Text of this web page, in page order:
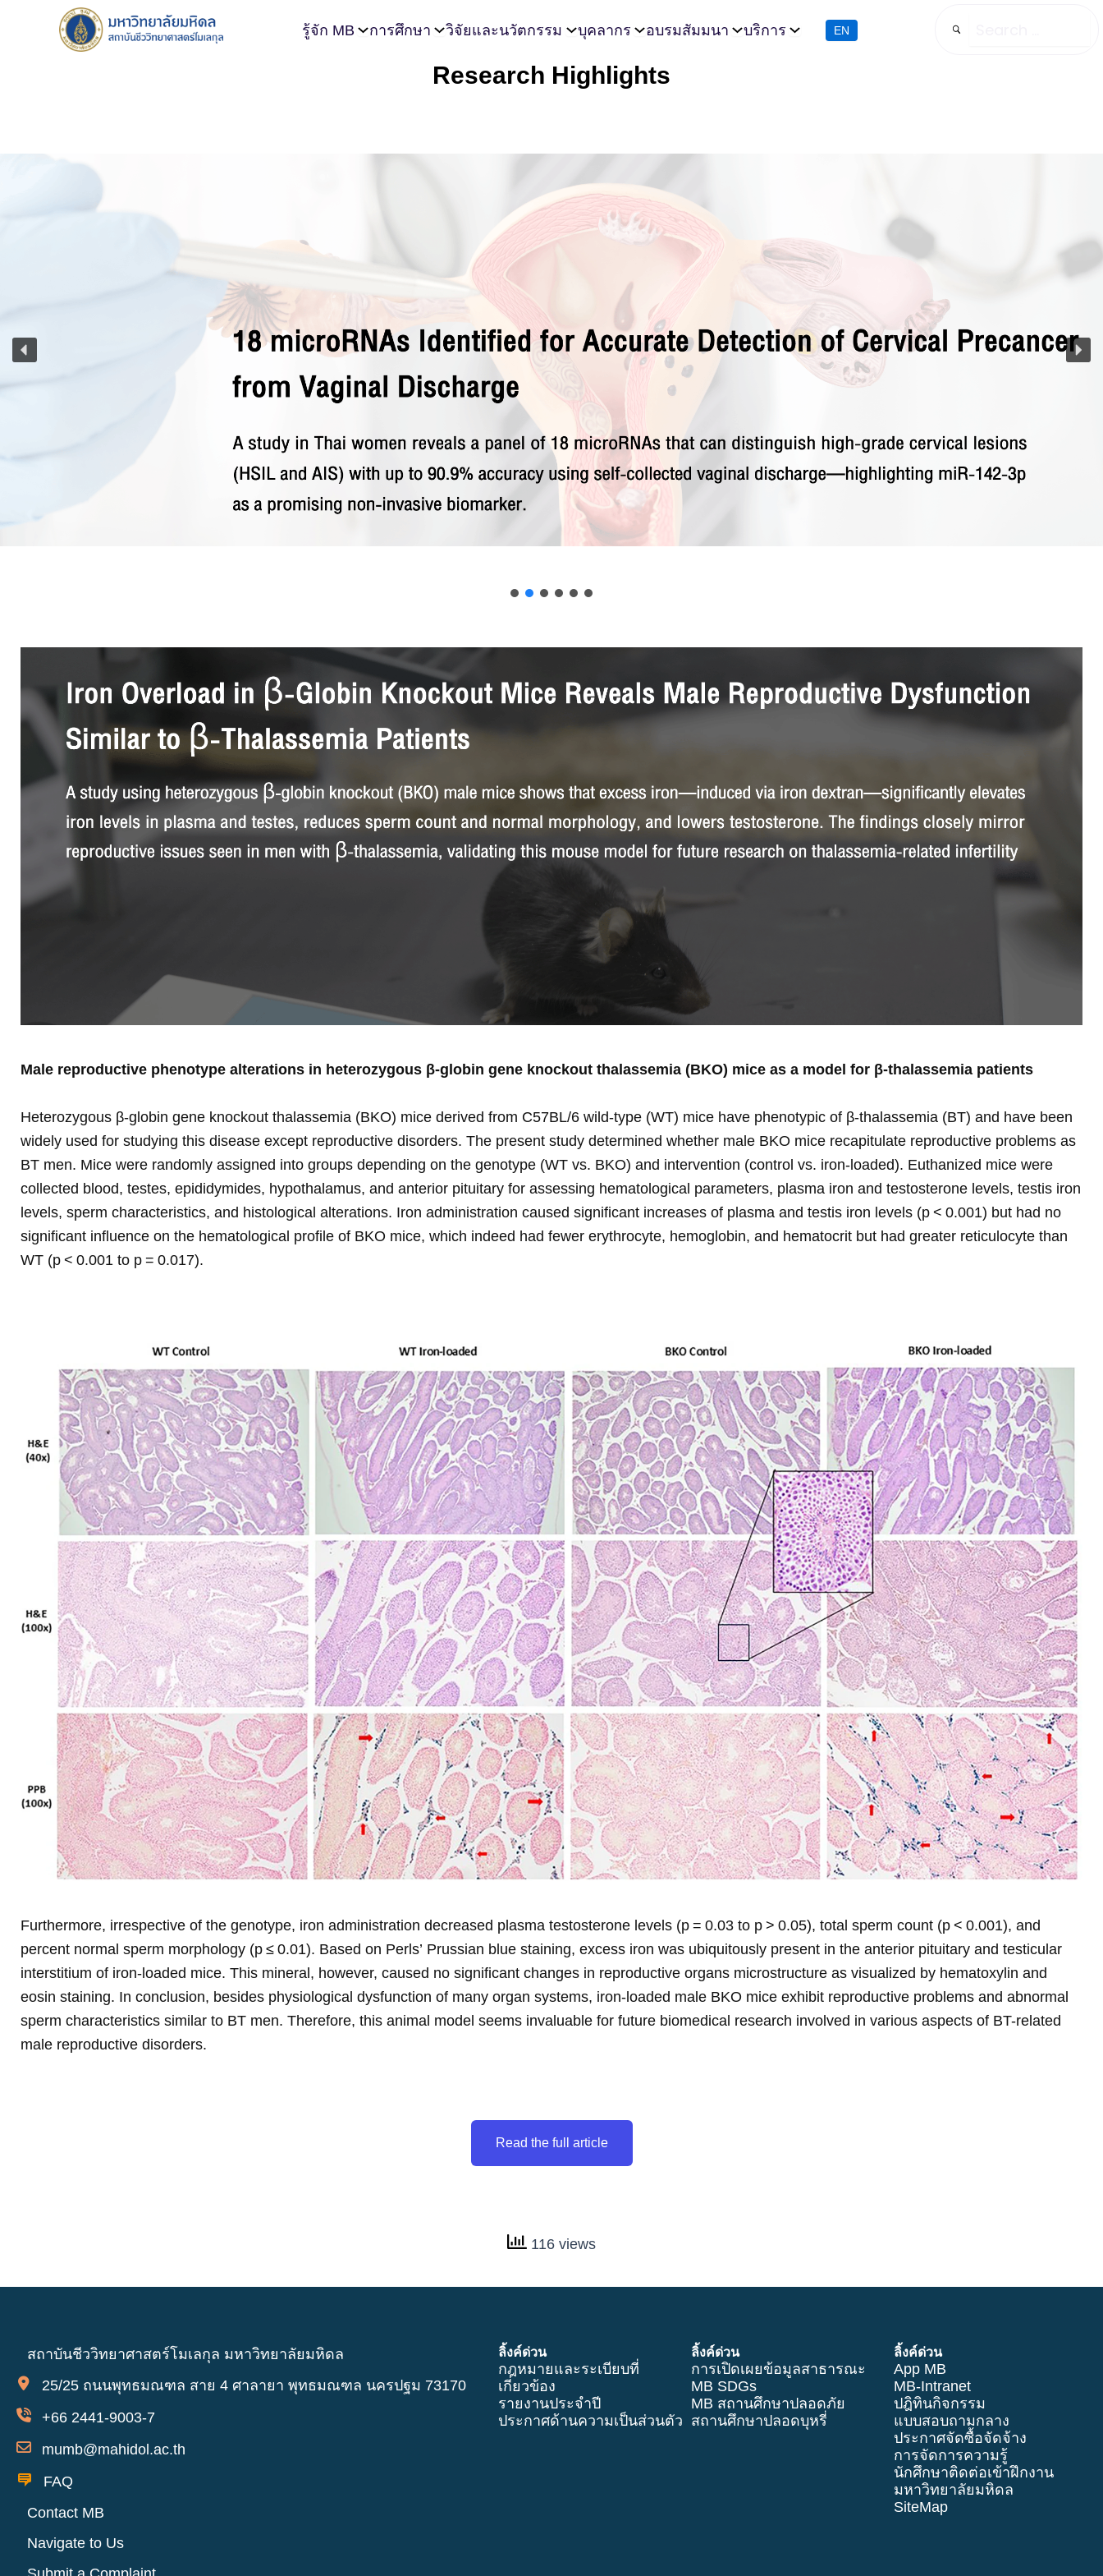
รู้จัก MB การศึกษา วิจัยและนวัตกรรม บุคลากร อบรมสัมมนา บริการ EN
Research Highlights
Male reproductive phenotype alterations in heterozygous β-globin gene knockout thalassemia (BKO) mice as a model for β-thalassemia patients
Heterozygous β-globin gene knockout thalassemia (BKO) mice derived from C57BL/6 wild-type (WT) mice have phenotypic of β-thalassemia (BT) and have been
widely used for studying this disease except reproductive disorders. The present study determined whether male BKO mice recapitulate reproductive problems as
BT men. Mice were randomly assigned into groups depending on the genotype (WT vs. BKO) and intervention (control vs. iron-loaded). Euthanized mice were
collected blood, testes, epididymides, hypothalamus, and anterior pituitary for assessing hematological parameters, plasma iron and testosterone levels, testis iron
levels, sperm characteristics, and histological alterations. Iron administration caused significant increases of plasma and testis iron levels (p < 0.001) but had no
significant influence on the hematological profile of BKO mice, which indeed had fewer erythrocyte, hemoglobin, and hematocrit but had greater reticulocyte than
WT (p < 0.001 to p = 0.017).
Furthermore, irrespective of the genotype, iron administration decreased plasma testosterone levels (p = 0.03 to p > 0.05), total sperm count (p < 0.001), and
percent normal sperm morphology (p ≤ 0.01). Based on Perls’ Prussian blue staining, excess iron was ubiquitously present in the anterior pituitary and testicular
interstitium of iron-loaded mice. This mineral, however, caused no significant changes in reproductive organs microstructure as visualized by hematoxylin and
eosin staining. In conclusion, besides physiological dysfunction of many organ systems, iron-loaded male BKO mice exhibit reproductive problems and abnormal
sperm characteristics similar to BT men. Therefore, this animal model seems invaluable for future biomedical research involved in various aspects of BT-related
male reproductive disorders.
Read the full article
116 views
สถาบันชีววิทยาศาสตร์โมเลกุล มหาวิทยาลัยมหิดล
25/25 ถนนพุทธมณฑล สาย 4 ศาลายา พุทธมณฑล นครปฐม 73170
+66 2441-9003-7
mumb@mahidol.ac.th
FAQ
Contact MB
Navigate to Us
ลิ้งค์ด่วน
กฎหมายและระเบียบที่
เกี่ยวข้อง
รายงานประจำปี
ประกาศด้านความเป็นส่วนตัว
ลิ้งค์ด่วน
การเปิดเผยข้อมูลสาธารณะ
MB SDGs
MB สถานศึกษาปลอดภัย
สถานศึกษาปลอดบุหรี่
ลิ้งค์ด่วน
App MB
MB-Intranet
ปฎิทินกิจกรรม
แบบสอบถามกลาง
ประกาศจัดซื้อจัดจ้าง
การจัดการความรู้
นักศึกษาติดต่อเข้าฝึกงาน
มหาวิทยาลัยมหิดล
SiteMap